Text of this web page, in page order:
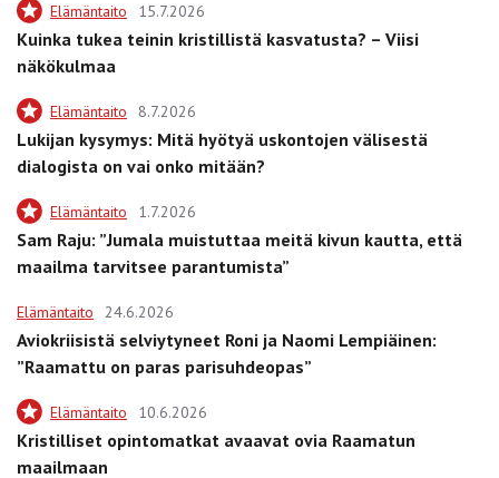
Elämäntaito 15.7.2026
Kuinka tukea teinin kristillistä kasvatusta? – Viisi
näkökulmaa
Elämäntaito 8.7.2026
Lukijan kysymys: Mitä hyötyä uskontojen välisestä
dialogista on vai onko mitään?
Elämäntaito 1.7.2026
Sam Raju: ”Jumala muistuttaa meitä kivun kautta, että
maailma tarvitsee parantumista”
Elämäntaito 24.6.2026
Aviokriisistä selviytyneet Roni ja Naomi Lempiäinen:
”Raamattu on paras parisuhdeopas”
Elämäntaito 10.6.2026
Kristilliset opintomatkat avaavat ovia Raamatun
maailmaan